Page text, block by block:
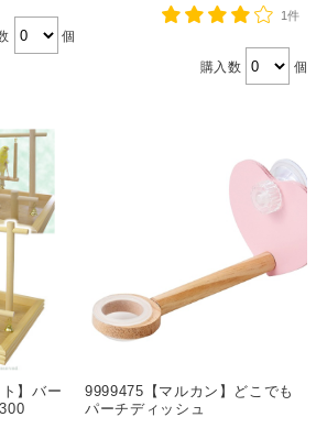
個
1件
購入数 個
】バー
9999475【マルカン】どこでも
パーチディッシュ